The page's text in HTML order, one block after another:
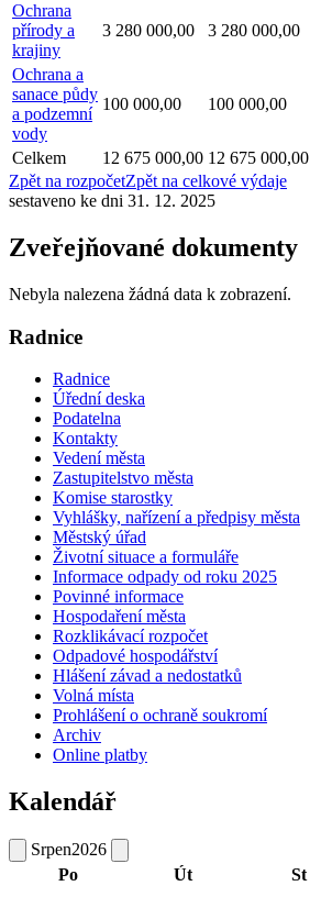
Ochrana
přírody a
krajiny
3 280 000,00 3 280 000,00
Ochrana a
sanace půdy
a podzemní
vody
100 000,00 100 000,00
Celkem 12 675 000,00 12 675 000,00
Zpět na rozpočetZpět na celkové výdaje
sestaveno ke dni 31. 12. 2025
Zveřejňované dokumenty
Nebyla nalezena žádná data k zobrazení.
Radnice
Radnice
Úřední deska
Podatelna
Kontakty
Vedení města
Zastupitelstvo města
Komise starostky
Vyhlášky, nařízení a předpisy města
Městský úřad
Životní situace a formuláře
Informace odpady od roku 2025
Povinné informace
Hospodaření města
Rozklikávací rozpočet
Odpadové hospodářství
Hlášení závad a nedostatků
Volná místa
Prohlášení o ochraně soukromí
Archiv
Online platby
Kalendář
Srpen2026
Po
Út St